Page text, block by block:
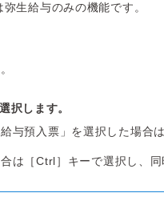
生給与のみの機能です。
択します。
与預入票」を選択した場合
は［Ctrl］キーで選択し、